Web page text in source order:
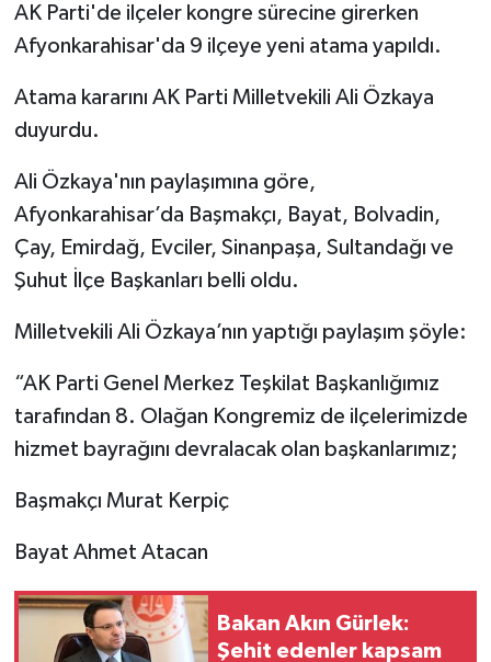
AK Parti'de ilçeler kongre sürecine girerken
Afyonkarahisar'da 9 ilçeye yeni atama yapıldı.
Atama kararını AK Parti Milletvekili Ali Özkaya
duyurdu.
Ali Özkaya'nın paylaşımına göre,
Afyonkarahisar’da Başmakçı, Bayat, Bolvadin,
Çay, Emirdağ, Evciler, Sinanpaşa, Sultandağı ve
Şuhut İlçe Başkanları belli oldu.
Milletvekili Ali Özkaya’nın yaptığı paylaşım şöyle:
“AK Parti Genel Merkez Teşkilat Başkanlığımız
tarafından 8. Olağan Kongremiz de ilçelerimizde
hizmet bayrağını devralacak olan başkanlarımız;
Başmakçı Murat Kerpiç
Bayat Ahmet Atacan
Bakan Akın Gürlek:
Şehit edenler kapsam